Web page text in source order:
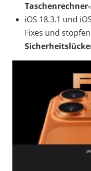
iOS 18.3.1 und
Fixes und stopfen